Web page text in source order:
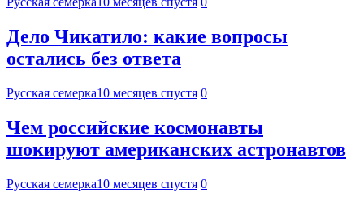
Дело Чикатило: какие вопросы
остались без ответа
Русская семерка10 месяцев спустя 0
Чем российские космонавты
шокируют американских астронавтов
Русская семерка10 месяцев спустя 0